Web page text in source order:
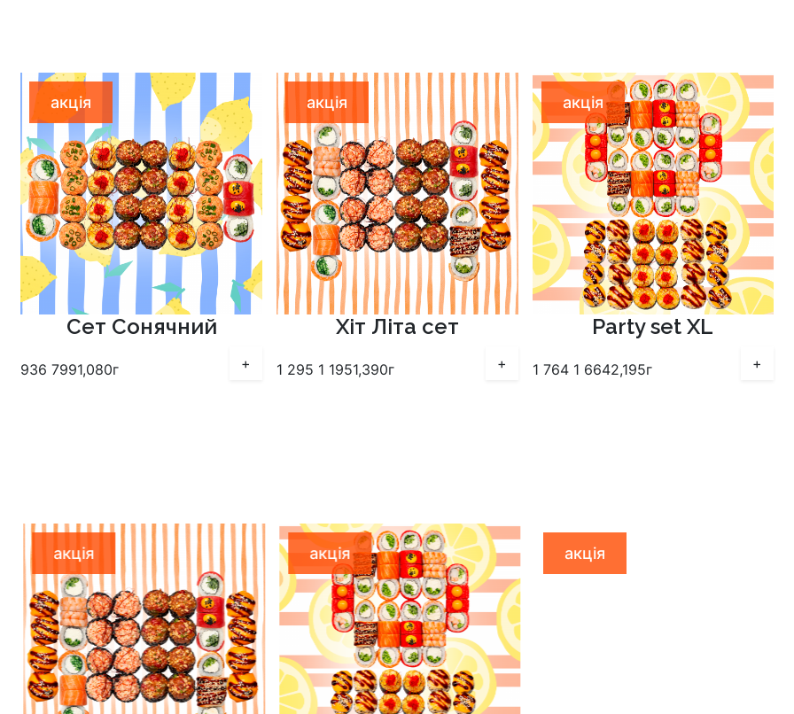
акція
Сет Сонячний
936 7991,080г +
акція
Хіт Літа сет
1 295 1 1951,390г +
акція
Party set XL
1 764 1 6642,195г
+
акція акція акція